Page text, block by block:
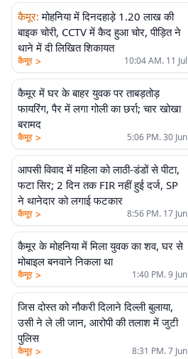
कैमूर: मोहनिया में दिनदहाड़े 1.20 लाख की
बाइक चोरी, CCTV में कैद हुआ चोर, पीड़ित ने
थाने में दी लिखित शिकायत
कैमूर > 10:04 AM. 11 Jul
कैमूर में घर के बाहर युवक पर ताबड़तोड़
फायरिंग, पैर में लगा गोली का छर्रा; चार खोखा
बरामद
कैमूर > 5:06 PM. 30 Jun
आपसी विवाद में महिला को लाठी-डंडों से पीटा,
फटा सिर; 2 दिन तक FIR नहीं हुई दर्ज, SP
ने थानेदार को लगाई फटकार
कैमूर > 8:56 PM. 17 Jun
कैमूर के मोहनिया में मिला युवक का शव, घर से
मोबाइल बनवाने निकला था
कैमूर > 1:40 PM. 9 Jun
जिस दोस्त को नौकरी दिलाने दिल्ली बुलाया,
उसी ने ले ली जान, आरोपी की तलाश में जुटी
पुलिस
कैमूर > 8:31 PM. 7 Jun